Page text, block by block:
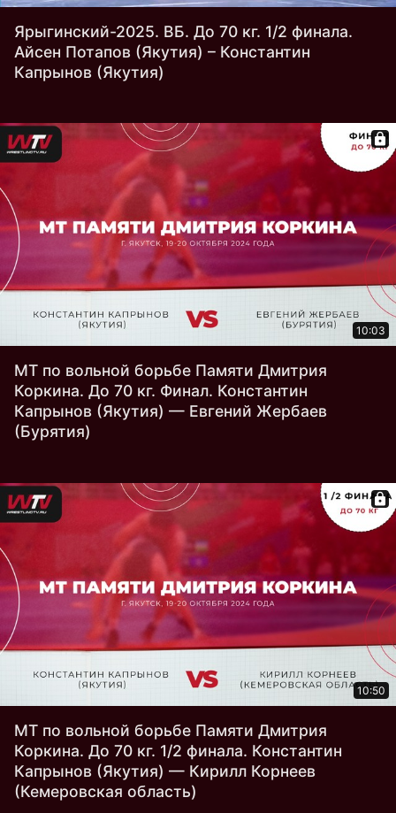
Ярыгинский-2025. ВБ. До 70 кг. 1/2 финала.
Айсен Потапов (Якутия) – Константин
Капрынов (Якутия)
10:03
МТ по вольной борьбе Памяти Дмитрия
Коркина. До 70 кг. Финал. Константин
Капрынов (Якутия) — Евгений Жербаев
(Бурятия)
10:50
МТ по вольной борьбе Памяти Дмитрия
Коркина. До 70 кг. 1/2 финала. Константин
Капрынов (Якутия) — Кирилл Корнеев
(Кемеровская область)